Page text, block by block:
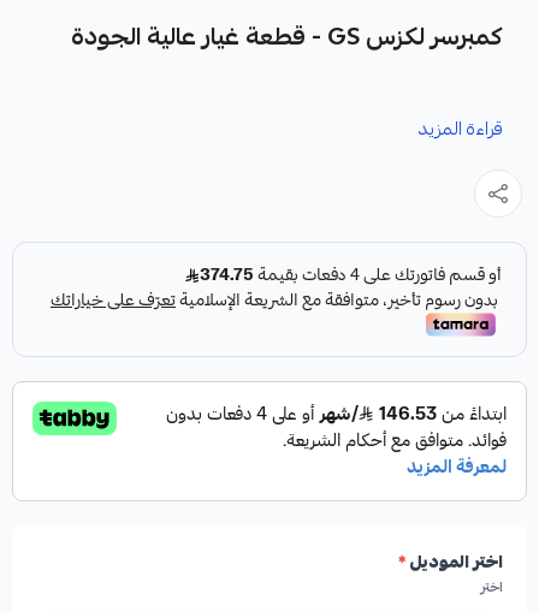
كمبرسر لكزس GS - قطعة غيار عالية الجودة
مصممة خصيصًا لضمان أداء تبريد مثالي لسيارتك.
مميزات المنتج:
✓من شركة HIGHROAD AUTO PARTS
✓صناعة أمريكية
قراءة المزيد
اختر الموديل*
اختر